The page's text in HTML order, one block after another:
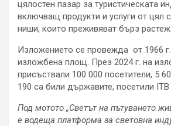
цялостен пазар за туристическата
включващ продукти и услуги от цял
ниши, които преживяват бърз растеж.
Изложението се провежда от 1966
изложбена площ. През 2024 г. на
присъствали 100 000 посетители, 5
190 са били държавите, посетили
Под мотото „Светът на пътуването
е водеща платформа за световна